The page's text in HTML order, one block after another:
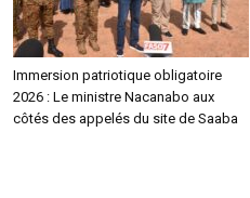
Immersion patriotique obligatoire
2026 : Le ministre Nacanabo aux
côtés des appelés du site de Saaba